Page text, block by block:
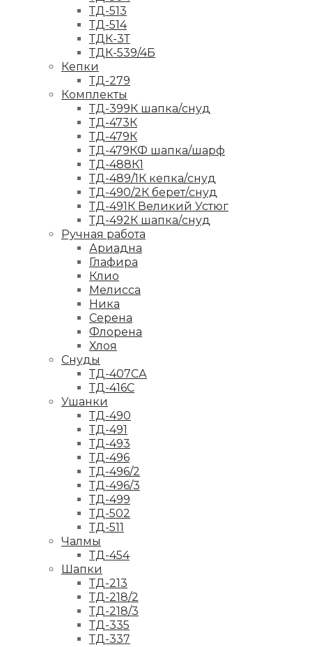
ТД-513
ТД-514
ТДК-3Т
ТДК-539/4Б
Кепки
ТД-279
Комплекты
ТД-399К шапка/снуд
ТД-473К
ТД-479К
ТД-479КФ шапка/шарф
ТД-488К1
ТД-489/1К кепка/снуд
ТД-490/2К берет/снуд
ТД-491К Великий Устюг
ТД-492К шапка/снуд
Ручная работа
Ариадна
Глафира
Клио
Мелисса
Ника
Серена
Флорена
Хлоя
Снуды
ТД-407СА
ТД-416С
Ушанки
ТД-490
ТД-491
ТД-493
ТД-496
ТД-496/2
ТД-496/3
ТД-499
ТД-502
ТД-511
Чалмы
ТД-454
Шапки
ТД-213
ТД-218/2
ТД-218/3
ТД-335
ТД-337